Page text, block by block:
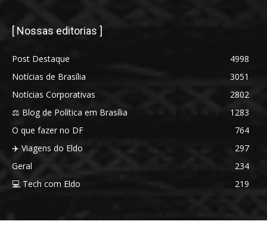
[ Nossas editorias ]
Post Destaque
4998
Notícias de Brasília
3051
Notícias Corporativas
2802
⚖️ Blog de Política em Brasília
1283
O que fazer no DF
764
✈️ Viagens do Eldo
297
Geral
234
💻 Tech com Eldo
219